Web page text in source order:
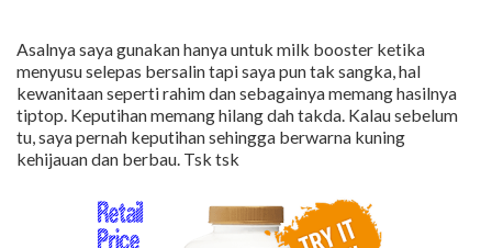
Asalnya saya gunakan hanya untuk milk booster ketika
menyusu selepas bersalin tapi saya pun tak sangka, hal
kewanitaan seperti rahim dan sebagainya memang hasilnya
tiptop. Keputihan memang hilang dah takda. Kalau sebelum
tu, saya pernah keputihan sehingga berwarna kuning
kehijauan dan berbau. Tsk tsk